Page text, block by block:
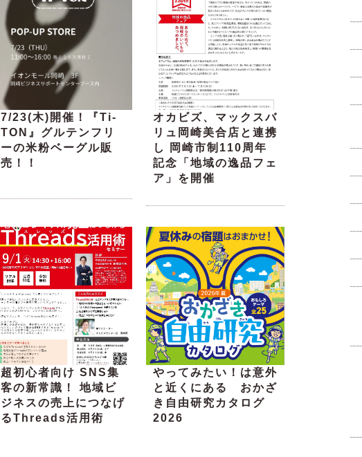
7/23(木)開催！『Ti-
TON』グルテンフリ
ーの米粉ベーグル販
売！！
オカビズ、マックスバ
リュ岡崎美合店と連携
し 岡崎市制110周年
記念「地域の逸品フェ
ア」を開催
超初心者向け SNS集
客の新常識！ 地域ビ
ジネスの売上につなげ
るThreads活用術
やってみたい！は意外
と近くにある おかざ
き自由研究カタログ
2026